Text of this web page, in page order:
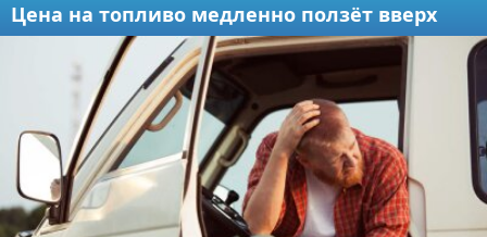
Цена на топливо медленно ползёт вверх